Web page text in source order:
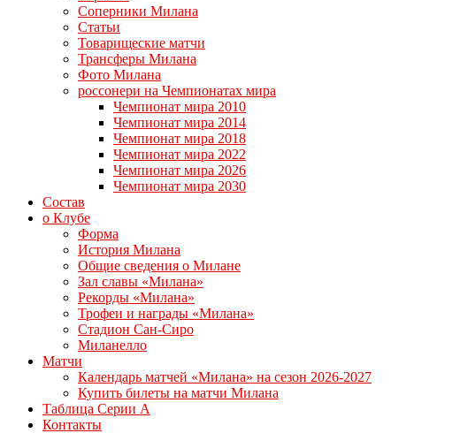
Соперники Милана
Статьи
Товарищеские матчи
Трансферы Милана
Фото Милана
россонери на Чемпионатах мира
Чемпионат мира 2010
Чемпионат мира 2014
Чемпионат мира 2018
Чемпионат мира 2022
Чемпионат мира 2026
Чемпионат мира 2030
Состав
о Клубе
Форма
История Милана
Общие сведения о Милане
Зал славы «Милана»
Рекорды «Милана»
Трофеи и награды «Милана»
Стадион Сан-Сиро
Миланелло
Матчи
Календарь матчей «Милана» на сезон 2026-2027
Купить билеты на матчи Милана
Таблица Серии А
Контакты